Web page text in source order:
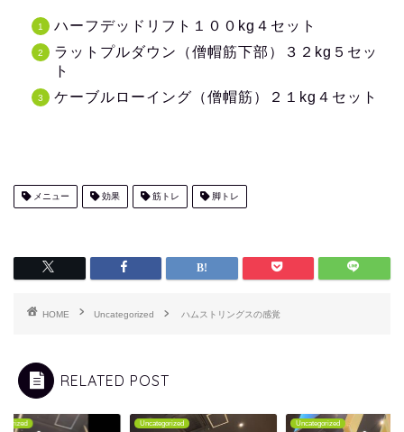
ハーフデッドリフト１００kg４セット
ラットプルダウン（僧帽筋下部）３２kg５セッ
ト
ケーブルローイング（僧帽筋）２１kg４セット
メニュー 効果 筋トレ 脚トレ
HOME Uncategorized ハムストリングスの感覚
RELATED POST
Uncategorized Uncategorized